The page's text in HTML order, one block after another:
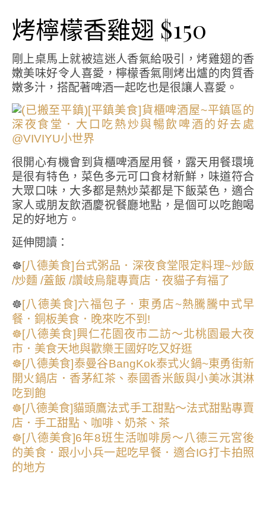
烤檸檬香雞翅 $150
剛上桌馬上就被這迷人香氣給吸引，烤雞翅的香
嫩美味好令人喜愛，檸檬香氣剛烤出爐的肉質香
嫩多汁，搭配著啤酒一起吃也是很讓人喜愛。
很開心有機會到貨櫃啤酒屋用餐，露天用餐環境
是很有特色，菜色多元可口食材新鮮，味道符合
大眾口味，大多都是熱炒菜都是下飯菜色，適合
家人或朋友飲酒慶祝餐廳地點，是個可以吃飽喝
足的好地方。
延伸閱讀：
☸[八德美食]台式粥品．深夜食堂限定料理~炒飯
/炒麵 /蓋飯 /讚岐烏龍專賣店．夜貓子有福了
☸[八德美食]六福包子．東勇店~熱騰騰中式早
餐．銅板美食．晚來吃不到!
☸[八德美食]興仁花園夜市二訪～北桃園最大夜
市．美食天地與歡樂王國好吃又好逛
☸[八德美食]泰曼谷BangKok泰式火鍋~東勇街新
開火鍋店．香茅紅茶、泰國香米飯與小美冰淇淋
吃到飽
☸[八德美食]貓頭鷹法式手工甜點～法式甜點專賣
店．手工甜點、咖啡、奶茶、茶
☸[八德美食]6年8班生活咖啡房～八德三元宮後
的美食．跟小小兵一起吃早餐．適合IG打卡拍照
的地方